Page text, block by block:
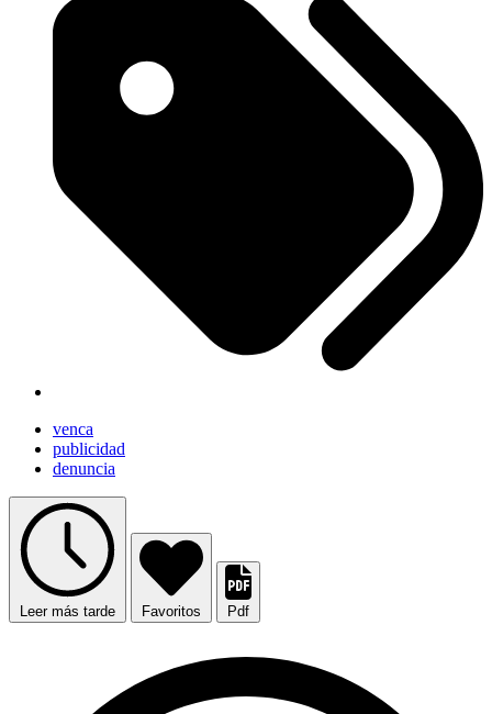
venca
publicidad
denuncia
Leer más tarde Favoritos Pdf